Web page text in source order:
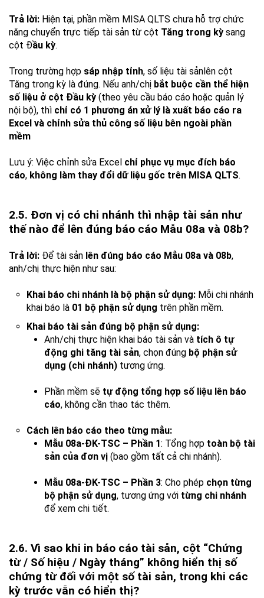
Trả lời: Hiện tại, phần mềm MISA QLTS chưa hỗ trợ chức
năng chuyển trực tiếp tài sản từ cột Tăng trong kỳ sang
cột Đầu kỳ.
Trong trường hợp sáp nhập tỉnh, số liệu tài sảnlên cột
Tăng trong kỳ là đúng. Nếu anh/chị bắt buộc cần thể hiện
số liệu ở cột Đầu kỳ (theo yêu cầu báo cáo hoặc quản lý
nội bộ), thì chỉ có 1 phương án xử lý là xuất báo cáo ra
Excel và chỉnh sửa thủ công số liệu bên ngoài phần
mềm
Lưu ý: Việc chỉnh sửa Excel chỉ phục vụ mục đích báo
cáo, không làm thay đổi dữ liệu gốc trên MISA QLTS.
2.5. Đơn vị có chi nhánh thì nhập tài sản như
thế nào để lên đúng báo cáo Mẫu 08a và 08b?
Trả lời: Để tài sản lên đúng báo cáo Mẫu 08a và 08b,
anh/chị thực hiện như sau:
Khai báo chi nhánh là bộ phận sử dụng: Mỗi chi nhánh
khai báo là 01 bộ phận sử dụng trên phần mềm.
Khai báo tài sản đúng bộ phận sử dụng:
Anh/chị thực hiện khai báo tài sản và tích ô tự
động ghi tăng tài sản, chọn đúng bộ phận sử
dụng (chi nhánh) tương ứng.
Phần mềm sẽ tự động tổng hợp số liệu lên báo
cáo, không cần thao tác thêm.
Cách lên báo cáo theo từng mẫu:
Mẫu 08a-ĐK-TSC – Phần 1: Tổng hợp toàn bộ tài
sản của đơn vị (bao gồm tất cả chi nhánh).
Mẫu 08a-ĐK-TSC – Phần 3: Cho phép chọn từng
bộ phận sử dụng, tương ứng với từng chi nhánh
để xem chi tiết.
2.6. Vì sao khi in báo cáo tài sản, cột “Chứng
từ / Số hiệu / Ngày tháng” không hiển thị số
chứng từ đối với một số tài sản, trong khi các
kỳ trước vẫn có hiển thị?